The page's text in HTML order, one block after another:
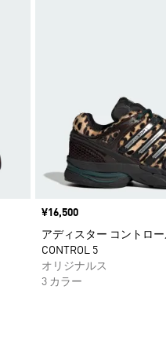
価格
¥16,500
アディスター コントロー
CONTROL 5
オリジナルス
3 カラー